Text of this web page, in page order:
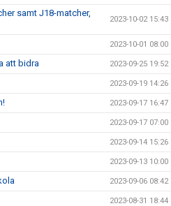
samt J18-matcher,
2023-10-02 15:43
2023-10-01 08:00
att bidra 2023-09-25 19:52
2023-09-19 14:26
2023-09-17 16:47
2023-09-17 07:00
2023-09-14 15:26
2023-09-13 10:00
2023-09-06 08:42
2023-08-31 18:44